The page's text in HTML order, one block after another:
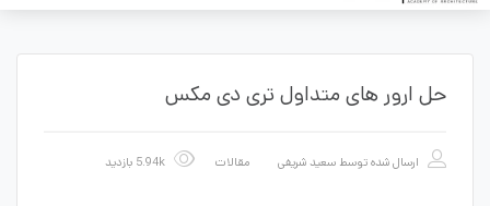
حل ارور های متداول تری دی مکس
ارسال شده توسط سعید شریفی مقالات